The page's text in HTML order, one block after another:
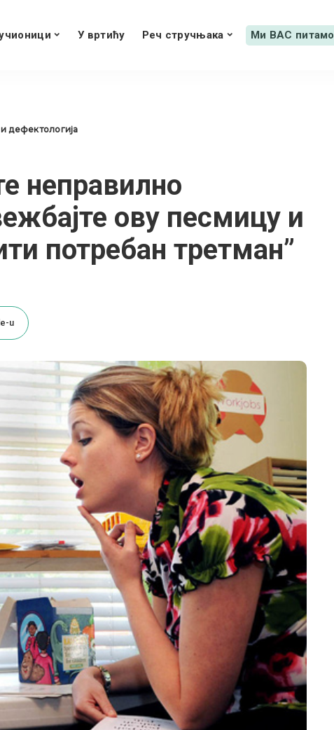
У вртићу Реч стручњака Ми ВАС питамо
дефектологија
неправилно
ову песмицу и
потребан третман”
u